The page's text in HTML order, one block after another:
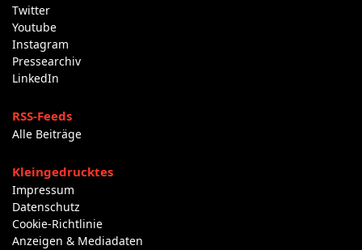
Twitter
Youtube
Instagram
Pressearchiv
LinkedIn
RSS-Feeds
Alle Beiträge
Kleingedrucktes
Impressum
Datenschutz
Cookie-Richtlinie
Anzeigen & Mediadaten